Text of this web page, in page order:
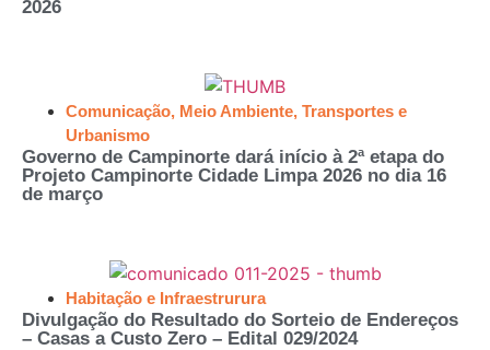
2026
Comunicação, Meio Ambiente, Transportes e
Urbanismo
Governo de Campinorte dará início à 2ª etapa do
Projeto Campinorte Cidade Limpa 2026 no dia 16
de março
Habitação e Infraestrurura
Divulgação do Resultado do Sorteio de Endereços
– Casas a Custo Zero – Edital 029/2024